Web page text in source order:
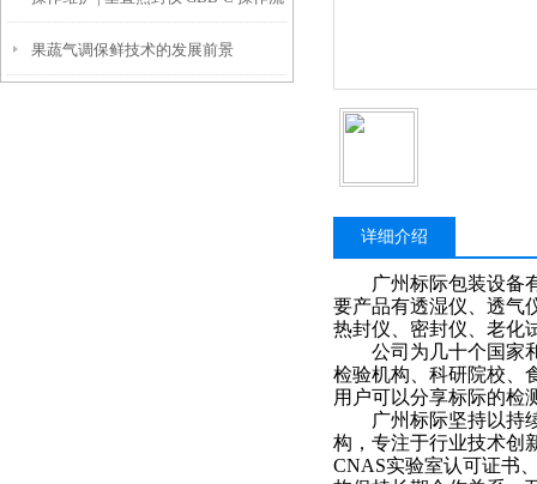
程与维护保养
果蔬气调保鲜技术的发展前景
详细介绍
广州标际包装设备有
要产品有透湿仪、透气
热封仪、密封仪、 老化
公司为几十个国家和
检验机构、科研院校、
用户可以分享标际的检
广州标际坚持以持续
构，专注于行业技术创
CNAS实验室认可证书